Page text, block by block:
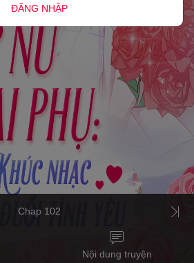
Chap 102
Nội dung truyện
ĐĂNG NHẬP